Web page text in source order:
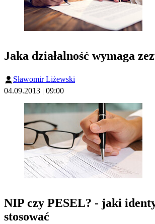
Jaka działalność wymaga
Sławomir Liżewski
04.09.2013 | 09:00
NIP czy PESEL? - jaki
stosować